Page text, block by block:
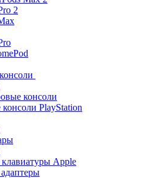
2
консоли
PlayStation
Apple